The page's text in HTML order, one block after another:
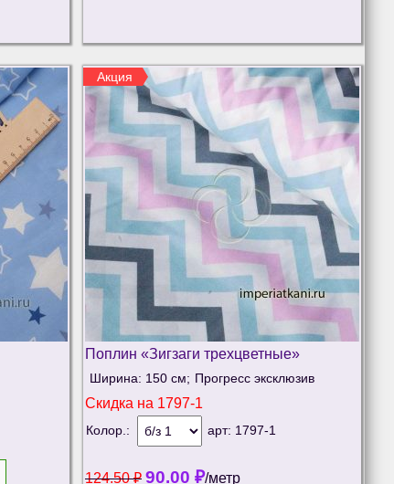
Акция
Поплин «Зигзаги трехцветные»
Ширина: 150 см; Прогресс эксклюзив
Скидка на 1797-1
Колор.: арт: 1797-1
124.50₽ 90.00 ₽/метр